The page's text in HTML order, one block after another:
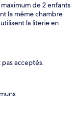
de 2 enfants
la même chambre
la literie en
acceptés.